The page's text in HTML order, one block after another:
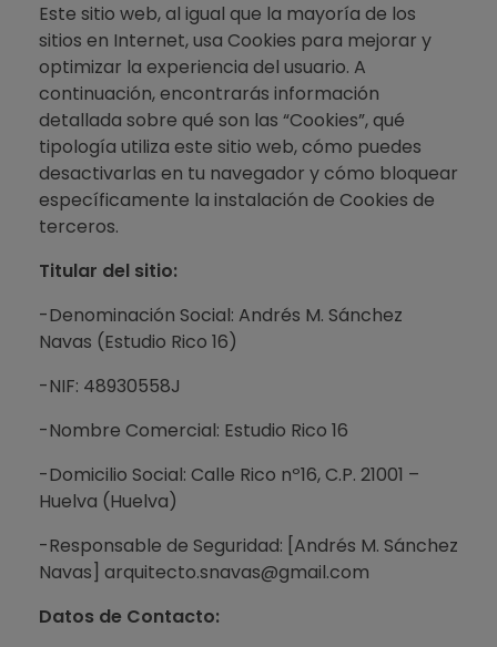
Este sitio web, al igual que la mayoría de los
sitios en Internet, usa Cookies para mejorar y
optimizar la experiencia del usuario. A
continuación, encontrarás información
detallada sobre qué son las “Cookies”, qué
tipología utiliza este sitio web, cómo puedes
desactivarlas en tu navegador y cómo bloquear
específicamente la instalación de Cookies de
terceros.
Titular del sitio:
-Denominación Social: Andrés M. Sánchez
Navas (Estudio Rico 16)
-NIF: 48930558J
-Nombre Comercial: Estudio Rico 16
-Domicilio Social: Calle Rico nº16, C.P. 21001 –
Huelva (Huelva)
-Responsable de Seguridad: [Andrés M. Sánchez
Navas] arquitecto.snavas@gmail.com
Datos de Contacto: